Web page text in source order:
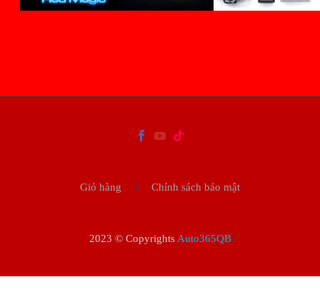
Giỏ hàng Chính sách bảo mật
2023 © Copyrights Auto365QB